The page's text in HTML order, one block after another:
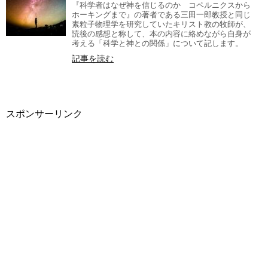
『科学者はなぜ神を信じるのか コペルニクスから
ホーキングまで』の著者である三田一郎教授と同じ
素粒子物理学を研究していたキリスト教の牧師が、
読後の感想と称して、本の内容に絡めながら自身が
考える「科学と神との関係」について記します。
記事を読む
スポンサーリンク